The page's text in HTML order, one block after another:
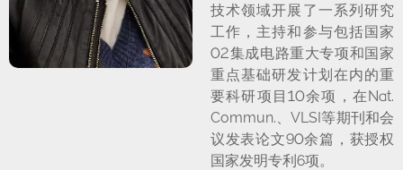
技术领域开展了一系列研究
工作，主持和参与包括国家
02集成电路重大专项和国家
重点基础研发计划在内的重
要科研项目10余项，在Nat.
Commun.、VLSI等期刊和会
议发表论文90余篇，获授权
国家发明专利6项。